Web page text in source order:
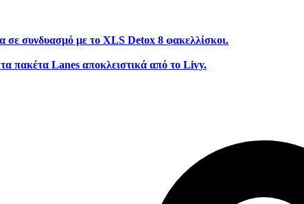
σε συνδυασμό με το XLS Detox 8 φακελλίσκοι.
πακέτα Lanes αποκλειστικά από το Livy.